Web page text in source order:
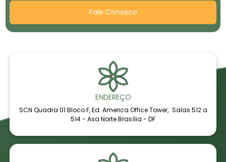
Fale Conosco
ENDEREÇO
SCN Quadra 01 Bloco F, Ed. America Office Tower, Salas 512 a
514 - Asa Norte Brasília - DF